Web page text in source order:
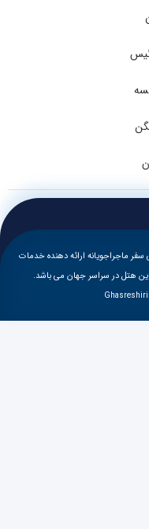
ارائه دهنده خدمات
سراسر جهان می باشد.